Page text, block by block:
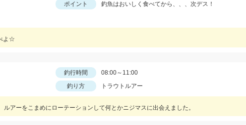
ポイント
釣魚はおいしく食べてから、、、次デス！
よ☆
釣行時間
08:00～11:00
釣り方
トラウトルアー
アーをこまめにローテーションして何とかニジマスに出会えました。